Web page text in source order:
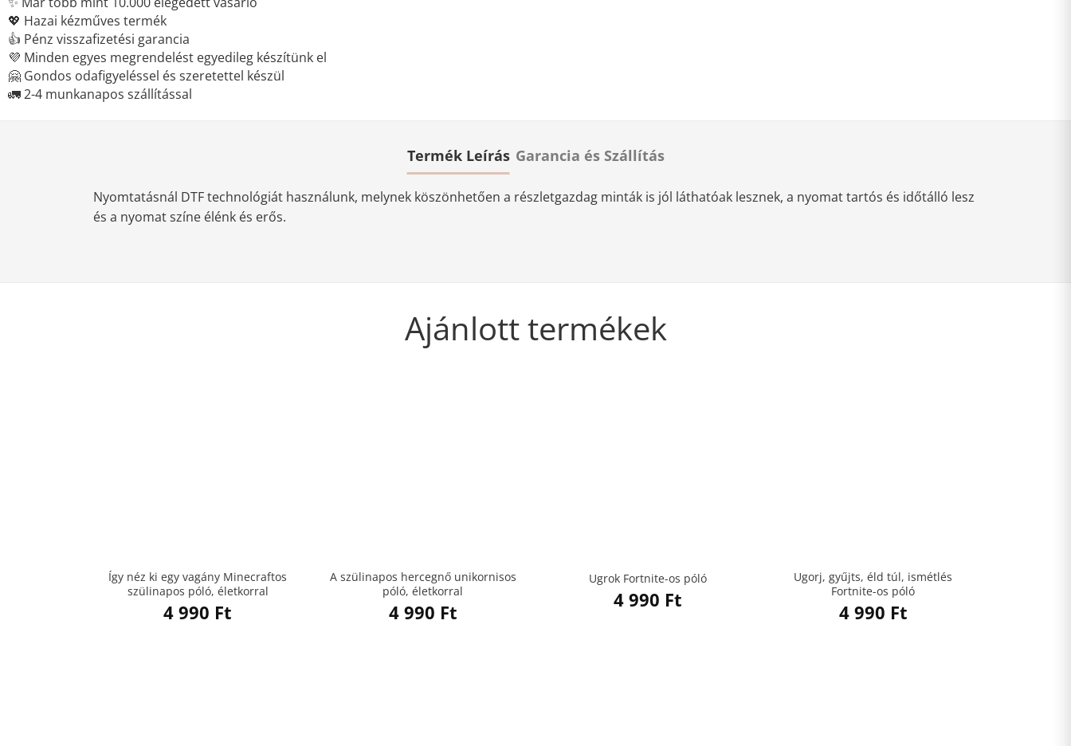
💖 Hazai kézműves termék
👍 Pénz visszafizetési garancia
💜 Minden egyes megrendelést egyedileg készítünk el
🤗 Gondos odafigyeléssel és szeretettel készül
🚛 2-4 munkanapos szállítással
Termék Leírás Garancia és Szállítás
Nyomtatásnál DTF technológiát használunk, melynek köszönhetően a részletgazdag minták is jól láthatóak lesznek, a nyomat tartós és időtálló lesz
és a nyomat színe élénk és erős.
Ajánlott termékek
Így néz ki egy vagány Minecraftos
szülinapos póló, életkorral
4 990 Ft
A szülinapos hercegnő unikornisos
póló, életkorral
4 990 Ft
Ugrok Fortnite-os póló
4 990 Ft
Ugorj, gyűjts, éld túl, ismétlés
Fortnite-os póló
4 990 Ft